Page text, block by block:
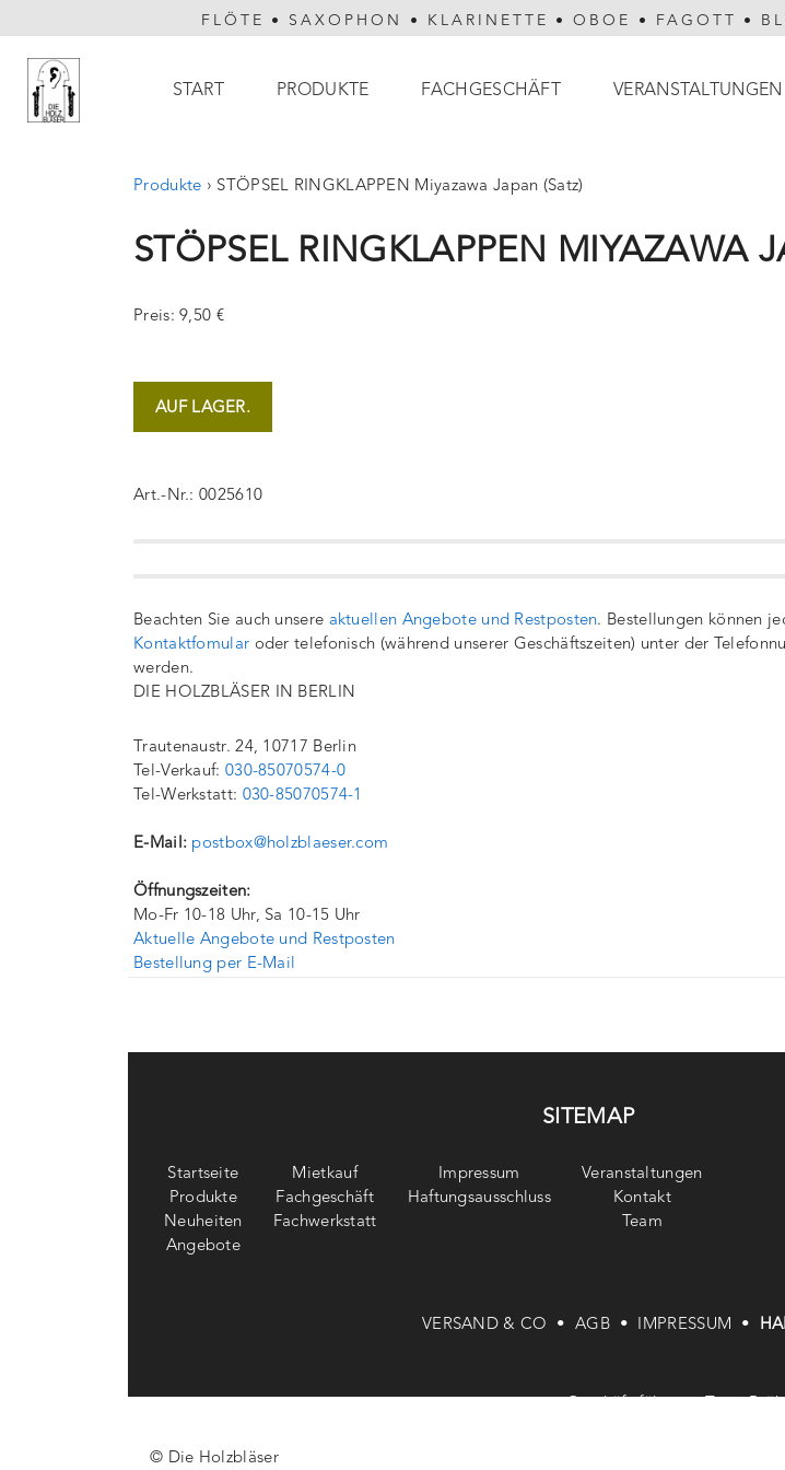
FLÖTE • SAXOPHON • KLARINETTE •OBOE • FAGOTT •
Hauptnavigation
START PRODUKTE FACHGESCHÄFT VERANSTALTUNGEN
Produkte › STÖPSEL RINGKLAPPEN Miyazawa Japan (Satz)
STÖPSEL RINGKLAPPEN MIYAZAWA
Preis: 9,50 €
AUF LAGER.
Art.-Nr.: 0025610
Beachten Sie auch unsere aktuellen Angebote und Restposten. Bestellungen können
Kontaktfomular oder telefonisch (während unserer Geschäftszeiten) unter der
werden.
DIE HOLZBLÄSER IN BERLIN
Trautenaustr. 24, 10717 Berlin
Tel-Verkauf: 030-85070574-0
Tel-Werkstatt: 030-85070574-1
E-Mail: postbox@holzblaeser.com
Öffnungszeiten:
Mo-Fr 10-18 Uhr, Sa 10-15 Uhr
Aktuelle Angebote und Restposten
Bestellung per E-Mail
SITEMAP
Startseite
Produkte
Neuheiten
Angebote
Mietkauf
Fachgeschäft
Fachwerkstatt
Impressum
Haftungsausschluss
Veranstaltungen
Kontakt
Team
VERSAND & CO •AGB • IMPRESSUM •
© Die Holzbläser